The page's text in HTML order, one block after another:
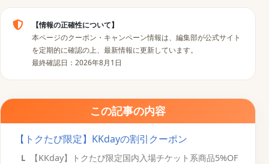
【情報の正確性について】
本ページのクーポン・キャンペーン情報は、編集部が公式サイト
を定期的に確認の上、最新情報に更新しています。
最終確認日：2026年8月1日
この記事の内容
【トクたび限定】KKdayの割引クーポン
【KKday】トクたび限定国内入場チケット系商品5%OF